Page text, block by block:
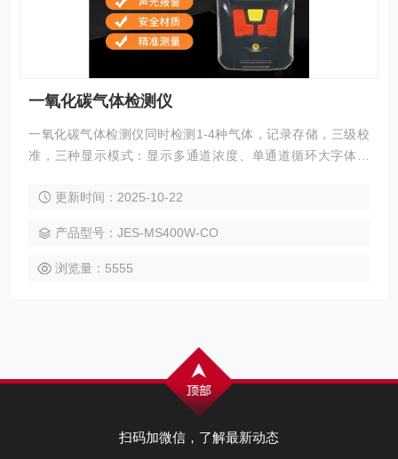
一氧化碳气体检测仪
一氧化碳气体检测仪同时检测1-4种气体，记录存储，三级校
准，三种显示模式：显示多通道浓度、单通道循环大字体显
可切换。 防护等级IP65，内置水汽粉尘过滤器，电池容量450
值报警，二级报警可设。
更新时间：2025-10-22
产品型号：JES-MS400W-CO
浏览量：5555
扫码加微信，了解最新动态